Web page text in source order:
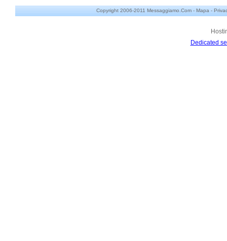
Copyright 2006-2011 Messaggiamo.Com - Mapa -
Dedicated